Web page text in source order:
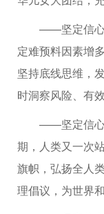
——坚定信心
定难预料因素增
坚持底线思维，
时洞察风险、有
——坚定信心
期，人类又一次
旗帜，弘扬全人
理倡议，为世界